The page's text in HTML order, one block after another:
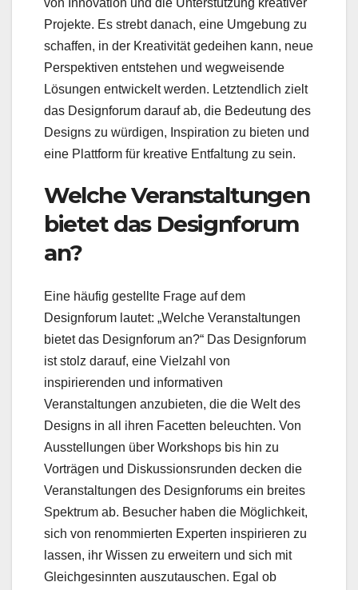
von Innovation und die Unterstützung kreativer
Projekte. Es strebt danach, eine Umgebung zu
schaffen, in der Kreativität gedeihen kann, neue
Perspektiven entstehen und wegweisende
Lösungen entwickelt werden. Letztendlich zielt
das Designforum darauf ab, die Bedeutung des
Designs zu würdigen, Inspiration zu bieten und
eine Plattform für kreative Entfaltung zu sein.
Welche Veranstaltungen
bietet das Designforum
an?
Eine häufig gestellte Frage auf dem
Designforum lautet: „Welche Veranstaltungen
bietet das Designforum an?“ Das Designforum
ist stolz darauf, eine Vielzahl von
inspirierenden und informativen
Veranstaltungen anzubieten, die die Welt des
Designs in all ihren Facetten beleuchten. Von
Ausstellungen über Workshops bis hin zu
Vorträgen und Diskussionsrunden decken die
Veranstaltungen des Designforums ein breites
Spektrum ab. Besucher haben die Möglichkeit,
sich von renommierten Experten inspirieren zu
lassen, ihr Wissen zu erweitern und sich mit
Gleichgesinnten auszutauschen. Egal ob